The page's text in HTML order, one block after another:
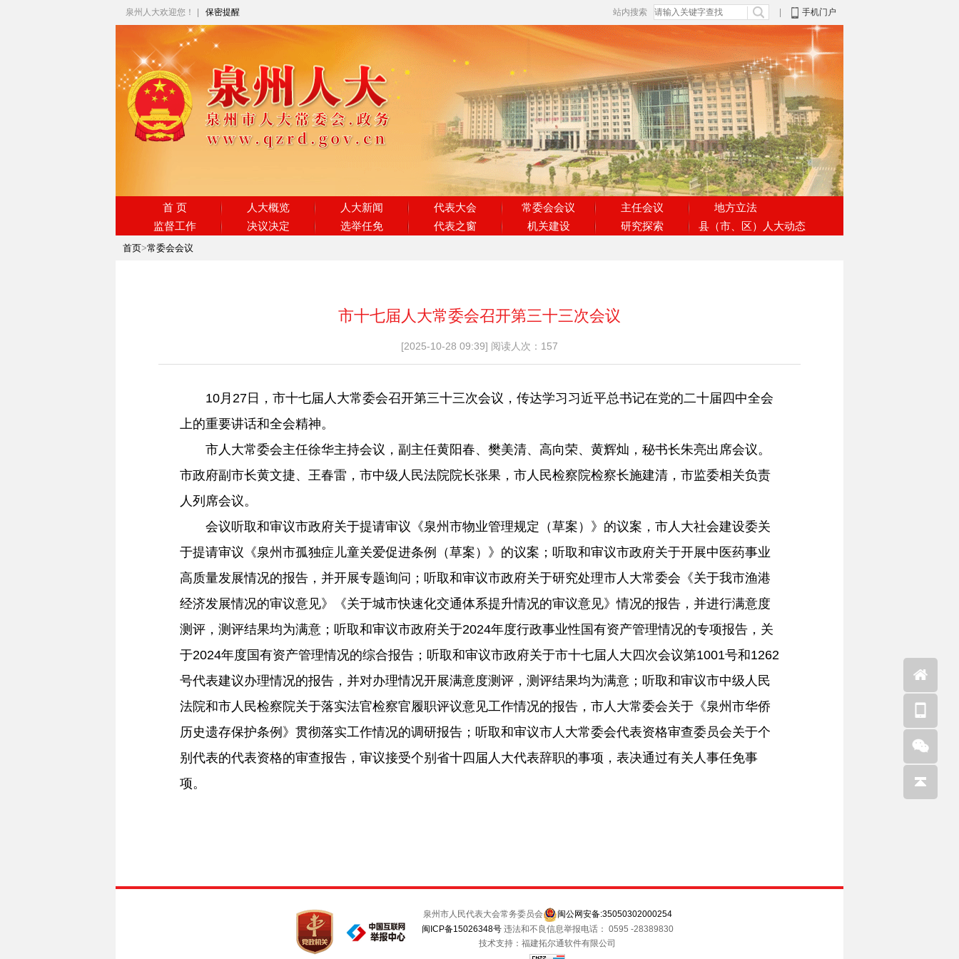
泉州人大欢迎您！ 保密提醒 站内搜索 手机门户
首 页 人大概览 人大新闻 代表大会 常委会会议 主任会议
地方立法
监督工作
决议决定 选举任免 代表之窗 机关建设 研究探索 县（市、区）人大动态
首页>常委会会议
市十七届人大常委会召开第三十三次会议
[2025-10-28 09:39] 阅读人次：157
10月27日，市十七届人大常委会召开第三十三次会议，传达学习习近平总书记在党的二十届四中全会
上的重要讲话和全会精神。
市人大常委会主任徐华主持会议，副主任黄阳春、樊美清、高向荣、黄辉灿，秘书长朱亮出席会议。
市政府副市长黄文捷、王春雷，市中级人民法院院长张果，市人民检察院检察长施建清，市监委相关负责
人列席会议。
会议听取和审议市政府关于提请审议《泉州市物业管理规定（草案）》的议案，市人大社会建设委关
于提请审议《泉州市孤独症儿童关爱促进条例（草案）》的议案；听取和审议市政府关于开展中医药事业
高质量发展情况的报告，并开展专题询问；听取和审议市政府关于研究处理市人大常委会《关于我市渔港
经济发展情况的审议意见》《关于城市快速化交通体系提升情况的审议意见》情况的报告，并进行满意度
测评，测评结果均为满意；听取和审议市政府关于2024年度行政事业性国有资产管理情况的专项报告，关
于2024年度国有资产管理情况的综合报告；听取和审议市政府关于市十七届人大四次会议第1001号和1262
号代表建议办理情况的报告，并对办理情况开展满意度测评，测评结果均为满意；听取和审议市中级人民
法院和市人民检察院关于落实法官检察官履职评议意见工作情况的报告，市人大常委会关于《泉州市华侨
历史遗存保护条例》贯彻落实工作情况的调研报告；听取和审议市人大常委会代表资格审查委员会关于个
别代表的代表资格的审查报告，审议接受个别省十四届人大代表辞职的事项，表决通过有关人事任免事
项。
泉州市人民代表大会常务委员会
闽公网安备:35050302000254
闽ICP备15026348号违法和不良信息举报电话： 0595 -28389830
技术支持：福建拓尔通软件有限公司